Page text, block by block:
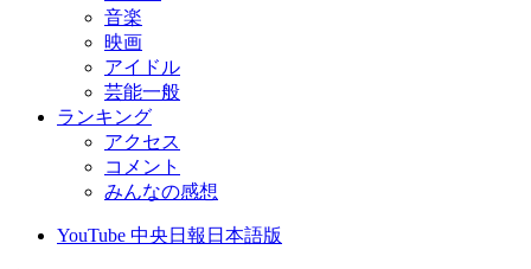
音楽
映画
アイドル
芸能一般
ランキング
アクセス
コメント
みんなの感想
YouTube 中央日報日本語版